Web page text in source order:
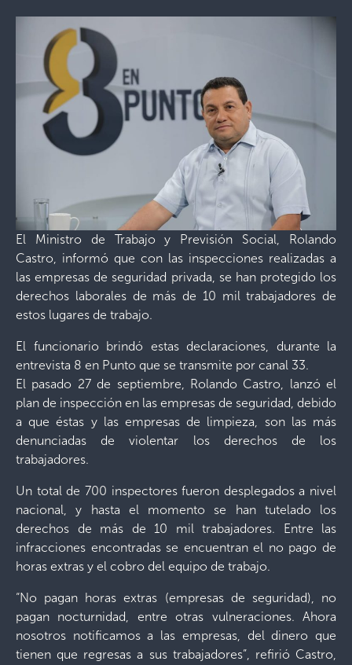
El Ministro de Trabajo y Previsión Social, Rolando
Castro, informó que con las inspecciones realizadas a
las empresas de seguridad privada, se han protegido los
derechos laborales de más de 10 mil trabajadores de
estos lugares de trabajo.
El funcionario brindó estas declaraciones, durante la
entrevista 8 en Punto que se transmite por canal 33.
El pasado 27 de septiembre, Rolando Castro, lanzó el
plan de inspección en las empresas de seguridad, debido
a que éstas y las empresas de limpieza, son las más
denunciadas de violentar los derechos de los
trabajadores.
Un total de 700 inspectores fueron desplegados a nivel
nacional, y hasta el momento se han tutelado los
derechos de más de 10 mil trabajadores. Entre las
infracciones encontradas se encuentran el no pago de
horas extras y el cobro del equipo de trabajo.
“No pagan horas extras (empresas de seguridad), no
pagan nocturnidad, entre otras vulneraciones. Ahora
nosotros notificamos a las empresas, del dinero que
tienen que regresas a sus trabajadores”, refirió Castro,